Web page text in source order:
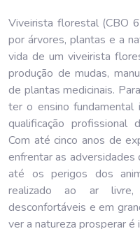
Viveirista florestal (CBO
por árvores, plantas e a
vida de um viveirista
produção de mudas,
de plantas medicinais.
ter o ensino fundamental
qualificação profissional
Com até cinco anos de
enfrentar as
até os perigos dos
realizado ao ar
desconfortáveis e em
ver a natureza prosperar é